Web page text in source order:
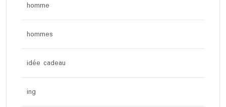
homme
hommes
idée cadeau
ing